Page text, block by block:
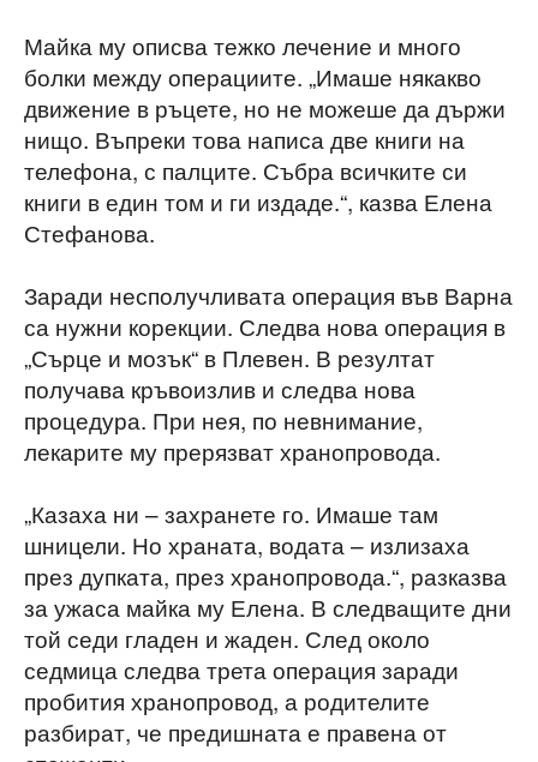
Майка му описва тежко лечение и много
болки между операциите. „Имаше някакво
движение в ръцете, но не можеше да държи
нищо. Въпреки това написа две книги на
телефона, с палците. Събра всичките си
книги в един том и ги издаде.“, казва Елена
Стефанова.
Заради несполучливата операция във Варна
са нужни корекции. Следва нова операция в
„Сърце и мозък“ в Плевен. В резултат
получава кръвоизлив и следва нова
процедура. При нея, по невнимание,
лекарите му прерязват хранопровода.
„Казаха ни – захранете го. Имаше там
шницели. Но храната, водата – излизаха
през дупката, през хранопровода.“, разказва
за ужаса майка му Елена. В следващите дни
той седи гладен и жаден. След около
седмица следва трета операция заради
пробития хранопровод, а родителите
разбират, че предишната е правена от